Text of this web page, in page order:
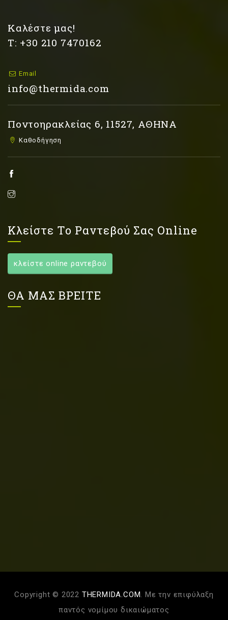
Καλέστε μας!
Τ: +30 210 7470162
Email
info@thermida.com
Ποντοηρακλείας 6, 11527, ΑΘΗΝΑ
Καθοδήγηση
Κλείστε Το Ραντεβού Σας Online
κλείστε online ραντεβού
ΘΑ ΜΑΣ ΒΡΕΙΤΕ
Copyright © 2022 THERMIDA.COM. Με την επιφύλαξη
παντός νομίμου δικαιώματος